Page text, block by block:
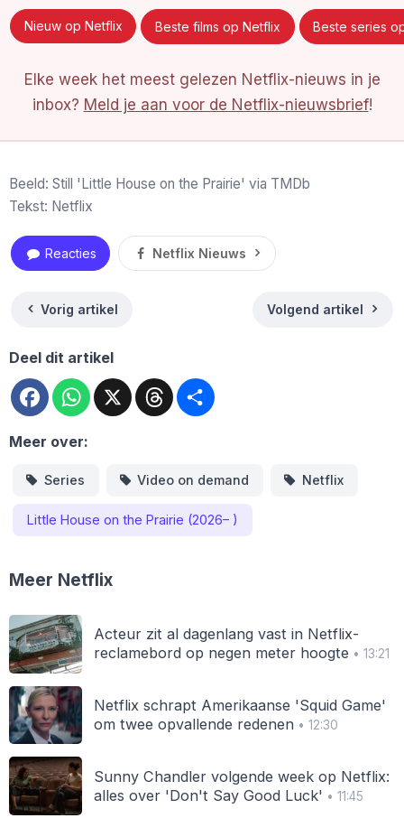
Nieuw op Netflix Beste films op Netflix Beste series
Elke week het meest gelezen Netflix-nieuws in je
inbox? Meld je aan voor de Netflix-nieuwsbrief!
Beeld: Still 'Little House on the Prairie' via TMDb
Tekst: Netflix
Reacties Netflix Nieuws
Vorig artikel Volgend artikel
Deel dit artikel
FacebookWhatsApp
X Threads
Meer over:
Series Video on demand Netflix
Little House on the Prairie (2026– )
Meer Netflix
Acteur zit al dagenlang vast in Netflix-
reclamebord op negen meter hoogte • 13:21
Netflix schrapt Amerikaanse 'Squid Game'
om twee opvallende redenen• 12:30
Sunny Chandler volgende week op Netflix:
alles over 'Don't Say Good Luck' • 11:45